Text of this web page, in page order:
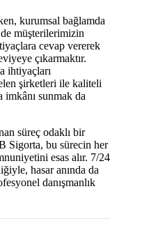
kurumsal bağlamda
müşterilerimizin
cevap vererek
çıkarmaktır.
ihtiyaçları
şirketleri ile kaliteli
imkânı sunmak da
süreç odaklı bir
Sigorta, bu sürecin her
esas alır. 7/24
hasar anında da
danışmanlık